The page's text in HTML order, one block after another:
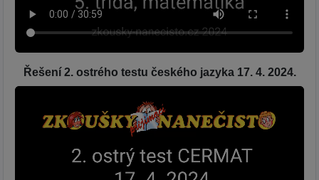
Řešení 2. ostrého testu českého jazyka 17. 4. 2024.